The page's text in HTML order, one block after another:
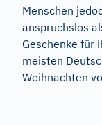
Menschen
anspruchslos
Geschenke für
meisten
Weihnachten